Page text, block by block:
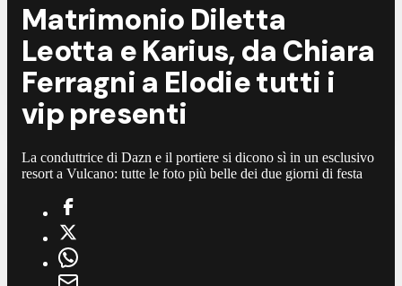
Matrimonio Diletta
Leotta e Karius, da Chiara
Ferragni a Elodie tutti i
vip presenti
La conduttrice di Dazn e il portiere si dicono sì in un esclusivo
resort a Vulcano: tutte le foto più belle dei due giorni di festa